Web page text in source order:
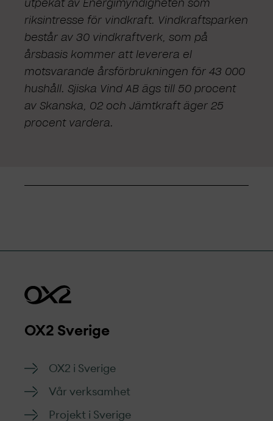
utpekat av Energimyndigheten som
riksintresse för vindkraft. Vindkraftsparken
består av 30 vindkraftverk, som på
årsbasis kommer att leverera el
motsvarande årsförbrukningen för 43 000
hushåll. Sjiska Vind AB ägs till 50 procent
av Skanska, O2 och Jämtkraft äger 25
procent vardera.
OX2 Sverige
OX2 i Sverige
Vår verksamhet
Projekt­ i Sverige